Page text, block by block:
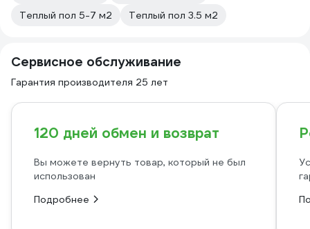
Теплый пол 5-7 м2
Теплый пол 3.5 м2
Сервисное обслуживание
Гарантия производителя 25 лет
120 дней обмен и возврат
Вы можете вернуть товар, который не был
использован
Подробнее